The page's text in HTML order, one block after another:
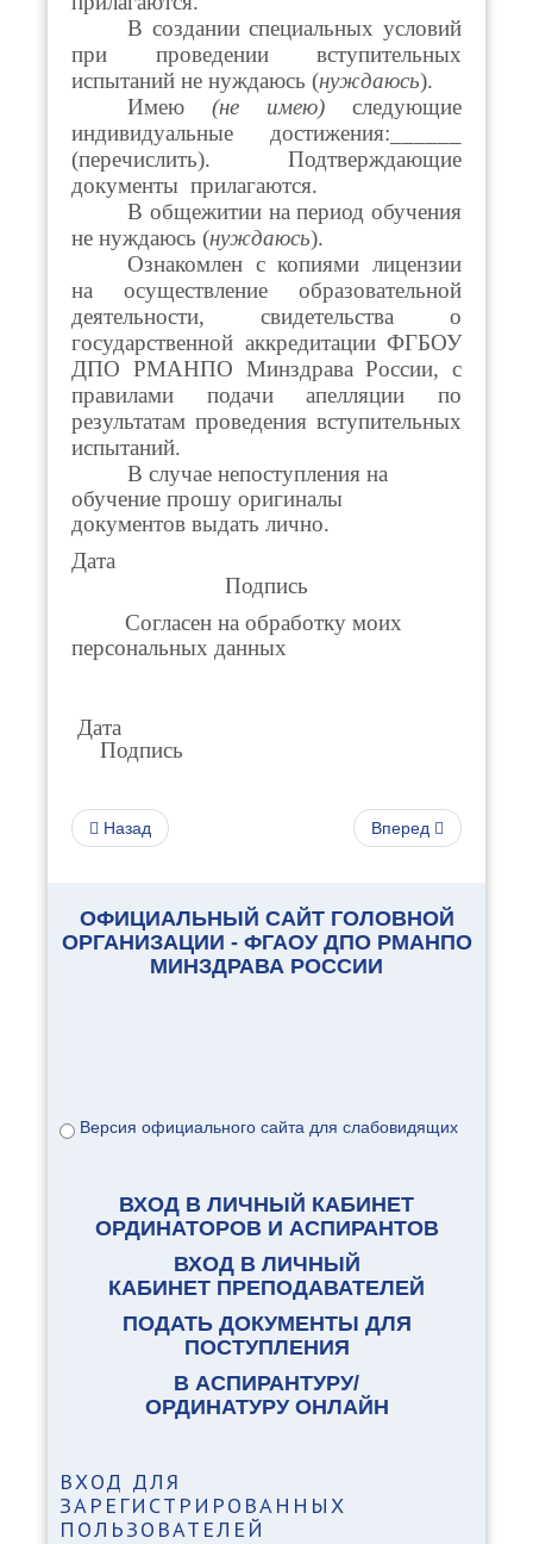
В создании специальных условий
при проведении вступительных
испытаний не нуждаюсь (нуждаюсь).
Имею(не имею) следующие
индивидуальные достижения:______
(перечислить). Подтверждающие
документы прилагаются.
В общежитии на период обучения
не нуждаюсь (нуждаюсь).
Ознакомлен с копиями лицензии
на осуществление образовательной
деятельности, свидетельства о
государственной аккредитации ФГБОУ
ДПО РМАНПО Минздрава России, с
правилами подачи апелляции по
результатам проведения вступительных
испытаний.
В случае непоступления на
обучение прошу оригиналы
документов выдать лично.
Дата
Подпись
Согласен на обработку моих
персональных данных
Дата
Подпись
Назад Вперед
ОФИЦИАЛЬНЫЙ САЙТ ГОЛОВНОЙ
ОРГАНИЗАЦИИ - ФГАОУ ДПО РМАНПО
МИНЗДРАВА РОССИИ
Версия официального сайта для слабовидящих
ВХОД В ЛИЧНЫЙ КАБИНЕТ
ОРДИНАТОРОВ И АСПИРАНТОВ
ВХОД В ЛИЧНЫЙ
КАБИНЕТ ПРЕПОДАВАТЕЛЕЙ
ПОДАТЬ ДОКУМЕНТЫ ДЛЯ
ПОСТУПЛЕНИЯ
В АСПИРАНТУРУ/
ОРДИНАТУРУ ОНЛАЙН
ВХОД ДЛЯ
ЗАРЕГИСТРИРОВАННЫХ
ПОЛЬЗОВАТЕЛЕЙ